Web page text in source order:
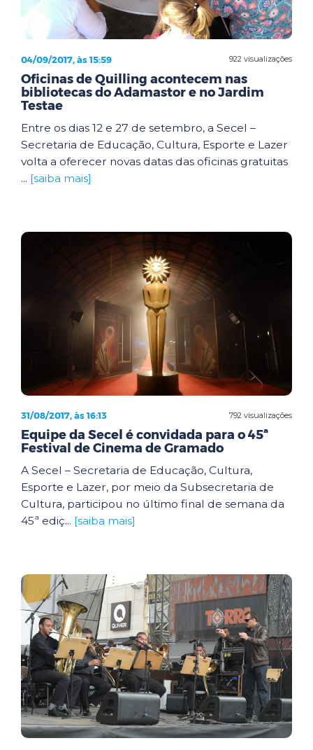
922 visualizações
04/09/2017, às 15:59
Oficinas de Quilling acontecem nas
bibliotecas do Adamastor e no Jardim
Testae
Entre os dias 12 e 27 de setembro, a Secel –
Secretaria de Educação, Cultura, Esporte e Lazer
volta a oferecer novas datas das oficinas gratuitas
... [saiba mais]
792 visualizações
31/08/2017, às 16:13
Equipe da Secel é convidada para o 45ª
Festival de Cinema de Gramado
A Secel – Secretaria de Educação, Cultura,
Esporte e Lazer, por meio da Subsecretaria de
Cultura, participou no último final de semana da
45ª ediç... [saiba mais]